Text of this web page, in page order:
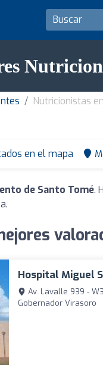
Nutricionistas
en el mapa
de Santo Tomé.
Hospital Miguel
Av. Lavalle 939 -
Gobernador Virasoro